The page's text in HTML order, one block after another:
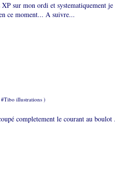
sur mon ordi et systematiquement
ce moment... A suivre...
Tibo illustrations )
completement le courant au